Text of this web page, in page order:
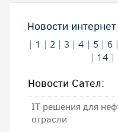
Новости
| 1 | 2| 3 | 4 | 5 | 6|
| 14 |
Новости Сател:
IT решения для
отрасли